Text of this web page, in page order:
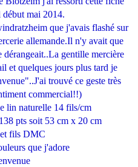
mai 2014.
que j'avais flashé sur
allemande.Il n'y avait que
gentille mercière
et quelques jours plus tard je
trouvé ce geste très
commercial!!)
lin naturelle 14 fils/cm
pts soit 53 cm x 20 cm
fils DMC
que j'adore